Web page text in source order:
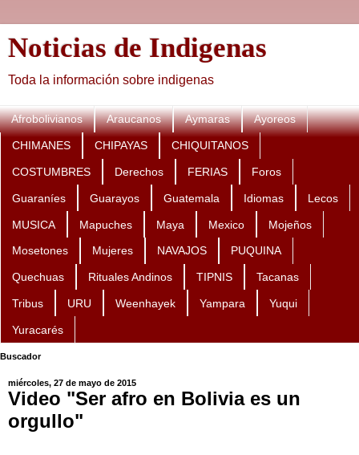
Noticias de Indigenas
Toda la información sobre indigenas
Afrobolivianos Araucanos Aymaras Ayoreos
CHIMANES CHIPAYAS CHIQUITANOS
COSTUMBRES Derechos FERIAS Foros
Guaraníes Guarayos Guatemala Idiomas Lecos
MUSICA Mapuches Maya Mexico Mojeños
Mosetones Mujeres NAVAJOS PUQUINA
Quechuas Rituales Andinos TIPNIS Tacanas
Tribus URU Weenhayek Yampara Yuqui
Yuracarés
Buscador
miércoles, 27 de mayo de 2015
Video "Ser afro en Bolivia es un
orgullo"